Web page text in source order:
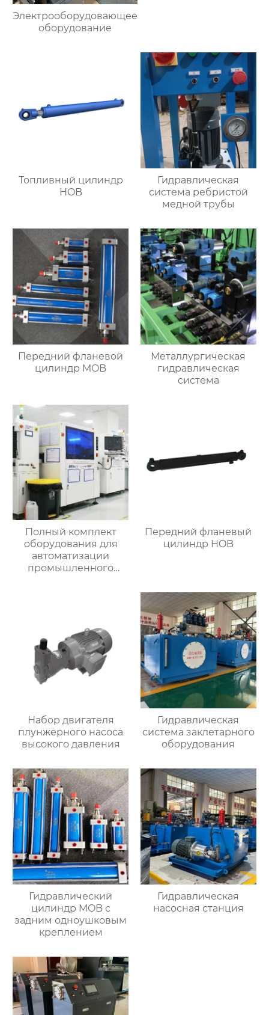
Электрооборудовающее
оборудование
Топливный цилиндр
HOB
Гидравлическая
система ребристой
медной трубы
Передний фланевой
цилиндр MOB
Металлургическая
гидравлическая
система
Полный комплект
оборудования для
автоматизации
промышленного
Передний фланевый
цилиндр HOB
Набор двигателя
плунжерного насоса
высокого давления
Гидравлическая
система заклетарного
оборудования
Гидравлический
цилиндр MOB с
задним одноушковым
креплением
Гидравлическая
насосная станция